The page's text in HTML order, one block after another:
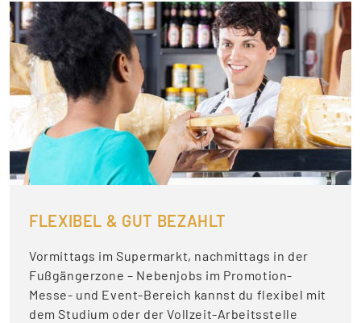
FLEXIBEL & GUT BEZAHLT
Vormittags im Supermarkt, nachmittags in der
Fußgängerzone – Nebenjobs im Promotion-
Messe- und Event-Bereich kannst du flexibel mit
dem Studium oder der Vollzeit-Arbeitsstelle